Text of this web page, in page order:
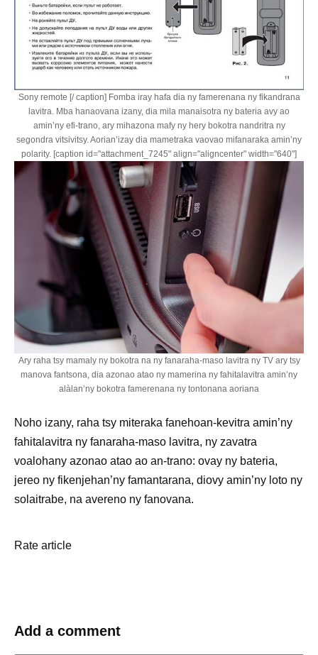
Sony remote [/ caption] Fomba iray hafa dia ny famerenana ny fikandrana
lavitra. Mba hanaovana izany, dia mila manaisotra ny bateria avy ao
amin’ny efi-trano, ary mihazona mafy ny hery bokotra nandritra ny
segondra vitsivitsy. Aorian’izay dia mametraka vaovao mifanaraka amin’ny
polarity. [caption id="attachment_7245" align="aligncenter" width="640"]
Ary raha tsy mamaly ny bokotra na ny fanaraha-maso lavitra ny TV ary tsy
manova fantsona, dia azonao atao ny mamerina ny fahitalavitra amin’ny
alàlan’ny bokotra famerenana ny tontonana aoriana
Noho izany, raha tsy miteraka fanehoan-kevitra amin’ny
fahitalavitra ny fanaraha-maso lavitra, ny zavatra
voalohany azonao atao ao an-trano: ovay ny bateria,
jereo ny fikenjehan’ny famantarana, diovy amin’ny loto ny
solaitrabe, na avereno ny fanovana.
Rate article
Add a comment